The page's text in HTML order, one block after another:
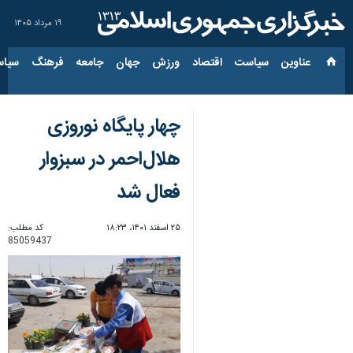
۱۹ مرداد ۱۴۰۵
عناوین‌ سیاست اقتصاد ورزش جهان جامعه فرهنگ
چهار پایگاه نوروزی
هلال‌احمر در سبزوار
فعال شد
۲۵ اسفند ۱۴۰۱، ۱۸:۲۳
کد مطلب:
85059437